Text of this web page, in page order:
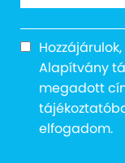
/home/
content/
Alapítvány
megadott
elfogadom.